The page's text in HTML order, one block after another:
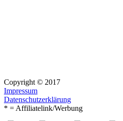
Copyright © 2017
Impressum
Datenschutzerklärung
* = Affiliatelink/Werbung